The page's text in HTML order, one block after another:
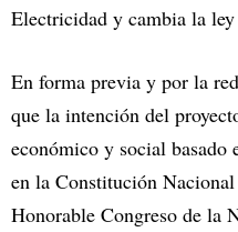
Electricidad y cambia la
En forma previa y por la
que la intención del
económico y social
en la Constitución
Honorable Congreso de la